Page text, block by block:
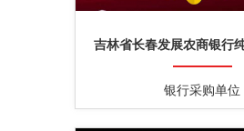
吉林省长春发展农商银行
银行采购单位